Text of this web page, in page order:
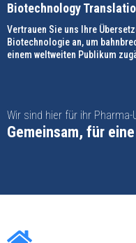
Biotechnology
Vertrauen Sie uns Ihre
Biotechnologie an, um
einem weltweiten Publikum
Wir sind hier für ihr
Gemeinsam, für